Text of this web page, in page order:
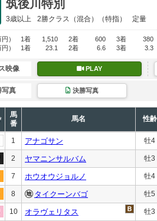
筑後川特別
3歳以上 2勝クラス （混合）（特指） 定量
円） 1着 1,510 2着 600 3着
380
円） 1着 23.1 2着 6.6 3着 3.3
映像 PLAY
写真 決勝写真
馬
番
馬名 性齢
1 アナゴサン 牡4
2 ヤマニンサルバム 牡3
7 ホウオウジョルノ 牡4
8 タイクーンバゴ 牡5
10 オラヴェリタス 牡3